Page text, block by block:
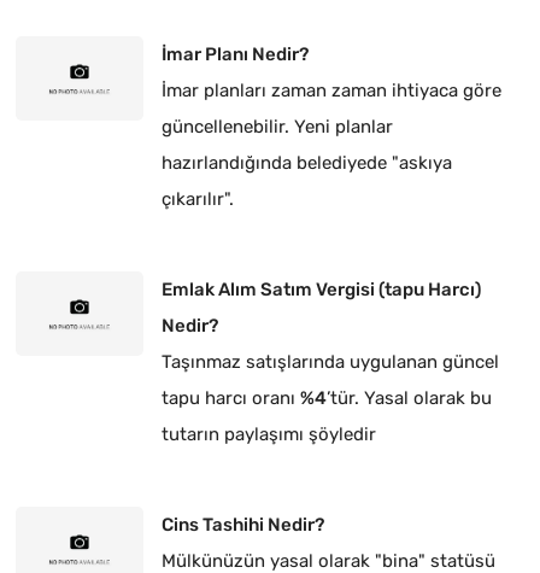
İmar Planı Nedir?
İmar planları zaman zaman ihtiyaca göre
güncellenebilir. Yeni planlar
hazırlandığında belediyede "askıya
çıkarılır".
Emlak Alım Satım Vergisi (tapu Harcı)
Nedir?
Taşınmaz satışlarında uygulanan güncel
tapu harcı oranı %4’tür. Yasal olarak bu
tutarın paylaşımı şöyledir
Cins Tashihi Nedir?
Mülkünüzün yasal olarak "bina" statüsü